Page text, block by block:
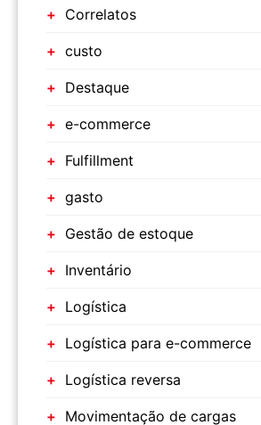
Correlatos
custo
Destaque
e-commerce
Fulfillment
gasto
Gestão de estoque
Inventário
Logística
Logística para e-commerce
Logística reversa
Movimentação de cargas